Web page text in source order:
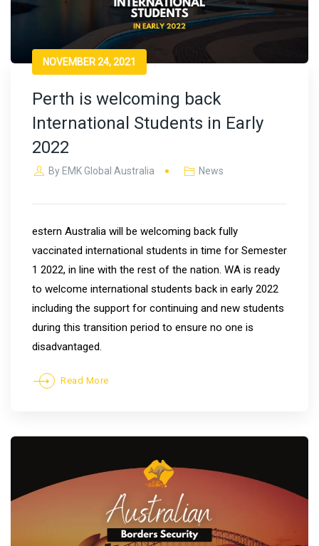
NOVEMBER 24, 2021
Perth is welcoming back
International Students in Early
2022
By EMK Global Australia News
estern Australia will be welcoming back fully
vaccinated international students in time for Semester
1 2022, in line with the rest of the nation. WA is ready
to welcome international students back in early 2022
including the support for continuing and new students
during this transition period to ensure no one is
disadvantaged.
Read More